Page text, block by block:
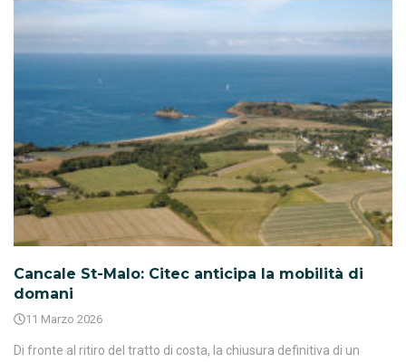
Cancale St-Malo: Citec anticipa la mobilità di
domani
11 Marzo 2026
Di fronte al ritiro del tratto di costa, la chiusura definitiva di un